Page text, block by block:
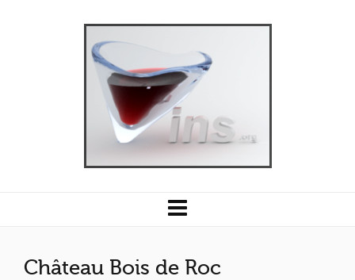
Château Bois de Roc